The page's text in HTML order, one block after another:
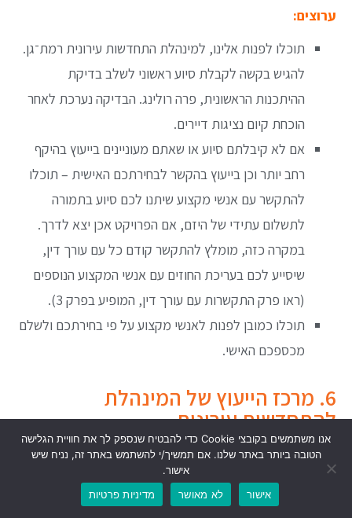
ערוצים:
תוכלו לפנות אלינו, למינהלת התחדשות עירונית רמת־גן.
להגיש בקשה לקבלת סיוע ראשוני לשלב בדיקת
ההיתכנות הראשונית, פרה רולינג. הבדיקה נערכת לאחר
הוכחת קיום נציגות דיירים.
אם לא קיבלתם סיוע או שאתם מעוניינים בייעוץ בהיקף
רחב יותר וכן בייעוץ בהקשר לבחירתכם האישית – תוכלו
להתקשר עם אנשי מקצוע שיתנו לכם סיוע בתמורה
לתשלום עתידי של היזם, אם הפרויקט אכן יצא לדרך.
במקרה כזה, מומלץ להתקשר קודם כל עם עורך דין,
שיסייע לכם בעריכת החוזים עם אנשי המקצוע הנוספים
(ראו פרק התקשרות עם עורך דין, המופיע בפרק 3).
תוכלו כמובן לפנות לאנשי מקצוע על פי בחירתכם ולשלם
מכספכם האישי.
6. מרכז הייעוץ של המינהלת
להתחדשות עירונית
א. רקע
המינהלת להתחדשות עירונית מעניקה סיוע ללא תשלום
אנו משתמשים בקובצי Cookie כדי להבטיח שנספק לך את חוויית הגלישה
הטובה ביותר באתר שלנו. אם תמשיך/י להשתמש באתר זה, נניח שיש
אישור.
אישור
לא מאושר מדיניות פרטיות